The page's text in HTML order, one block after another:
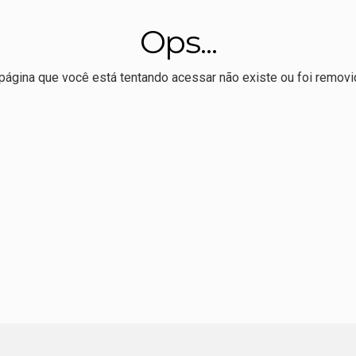
Max sela apoio à reeleição de Pivetta
de Nininho sobre vice de Pivetta: "o que falta é espaço"
Ops...
que você está tentando acessar não existe ou foi